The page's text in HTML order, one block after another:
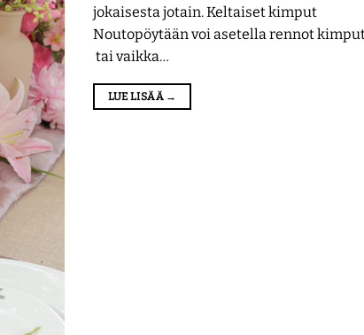
jokaisesta jotain. Keltaiset kimput
Noutopöytään voi asetella rennot
tai vaikka…
LUE LISÄÄ →